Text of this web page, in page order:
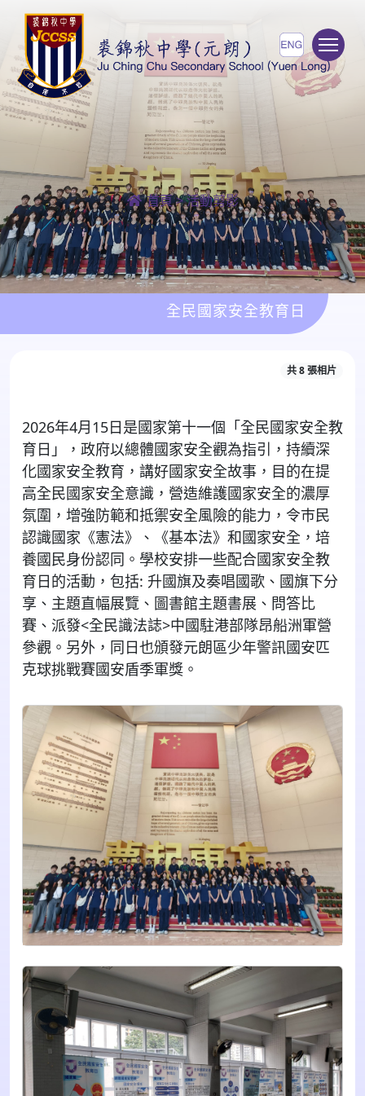
首頁>活動剪影
全民國家安全教育日
共 8 張相片
2026年4月15日是國家第十一個「全民國家安全教
育日」，政府以總體國家安全觀為指引，持續深
化國家安全教育，講好國家安全故事 ，目的在提
高全民國家安全意識， 營造維護國家安全的濃厚
氛圍，增強防範和抵禦安全風險的能力，令巿民
認識國家《憲法》、《基本法》和國家安全，培
養國民身份認同。學校安排一些配合國家安全教
育日的活動，包括: 升國旗及奏唱國歌、國旗下分
享、主題直幅展覽、圖書館主題書展、問答比
賽、派發<全民識法誌>中國駐港部隊昂船洲軍營
參觀。另外，同日也頒發元朗區少年警訊國安匹
克球挑戰賽國安盾季軍獎。